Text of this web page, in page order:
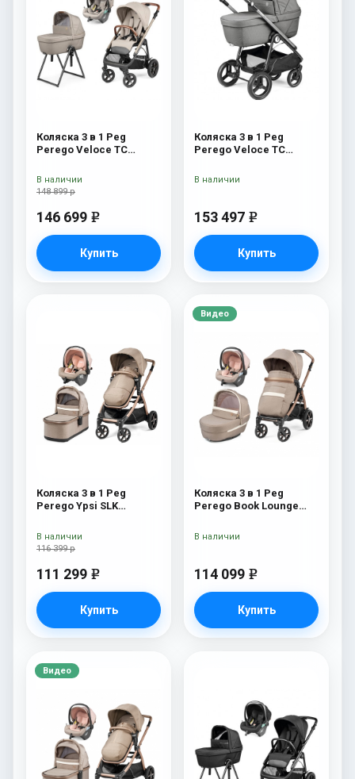
Коляска 3 в 1 Peg
Perego Veloce TC
New
148 899 р
146 699 e
Купить
В наличии
Коляска 3 в 1 Peg
Perego Veloce TC
Mercury
153 497 e
Купить
В наличии
Коляска 3 в 1 Peg
Perego Ypsi SLK
116 399 р
111 299 e
Купить
В наличии
Видео
Коляска 3 в 1 Peg
Perego Book Lounge
114 099 e
Купить
В наличии
Видео